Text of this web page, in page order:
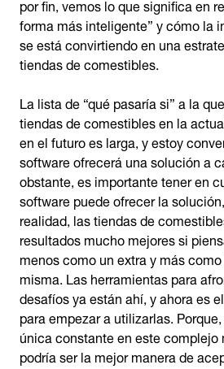
forma más inteligente” y cómo la
se está convirtiendo en una
tiendas de comestibles.
La lista de “qué pasaría si” a la
tiendas de comestibles en la
en el futuro es larga, y estoy
software ofrecerá una solución a
obstante, es importante tener en
software puede ofrecer la
realidad, las tiendas de
resultados mucho mejores si
menos como un extra y más
misma. Las herramientas para
desafíos ya están ahí, y ahora es
para empezar a utilizarlas.
única constante en este
podría ser la mejor manera de